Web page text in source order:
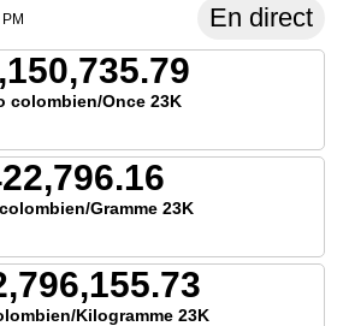
En direct
colombien/Once 23K
Gramme 23K
Kilogramme 23K